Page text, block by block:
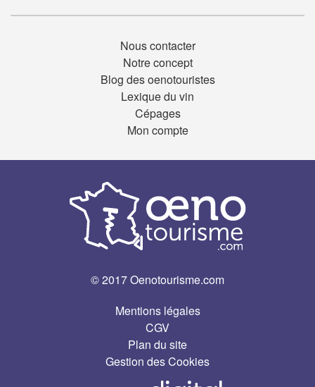
Nous contacter
Notre concept
Blog des oenotouristes
Lexique du vin
Cépages
Mon compte
© 2017 Oenotourisme.com
Mentions légales
CGV
Plan du site
Gestion des Cookies